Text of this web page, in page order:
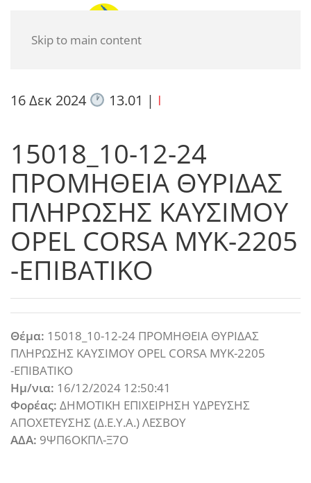
Skip to main content
16 Δεκ 2024 13.01 | I
15018_10-12-24
ΠΡΟΜΗΘΕΙΑ ΘΥΡΙΔΑΣ
ΠΛΗΡΩΣΗΣ ΚΑΥΣΙΜΟΥ
OPEL CORSA ΜΥΚ-2205
-ΕΠΙΒΑΤΙΚΟ
Θέμα: 15018_10-12-24 ΠΡΟΜΗΘΕΙΑ ΘΥΡΙΔΑΣ
ΠΛΗΡΩΣΗΣ ΚΑΥΣΙΜΟΥ OPEL CORSA ΜΥΚ-2205
-ΕΠΙΒΑΤΙΚΟ
Ημ/νια: 16/12/2024 12:50:41
Φορέας: ΔΗΜΟΤΙΚΗ ΕΠΙΧΕΙΡΗΣΗ ΥΔΡΕΥΣΗΣ
ΑΠΟΧΕΤΕΥΣΗΣ (Δ.Ε.Υ.Α.) ΛΕΣΒΟΥ
ΑΔΑ: 9ΨΠ6ΟΚΠΛ-Ξ7Ο